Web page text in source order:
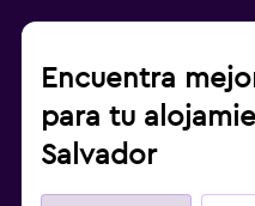
Encuentra
para tu
Salvador